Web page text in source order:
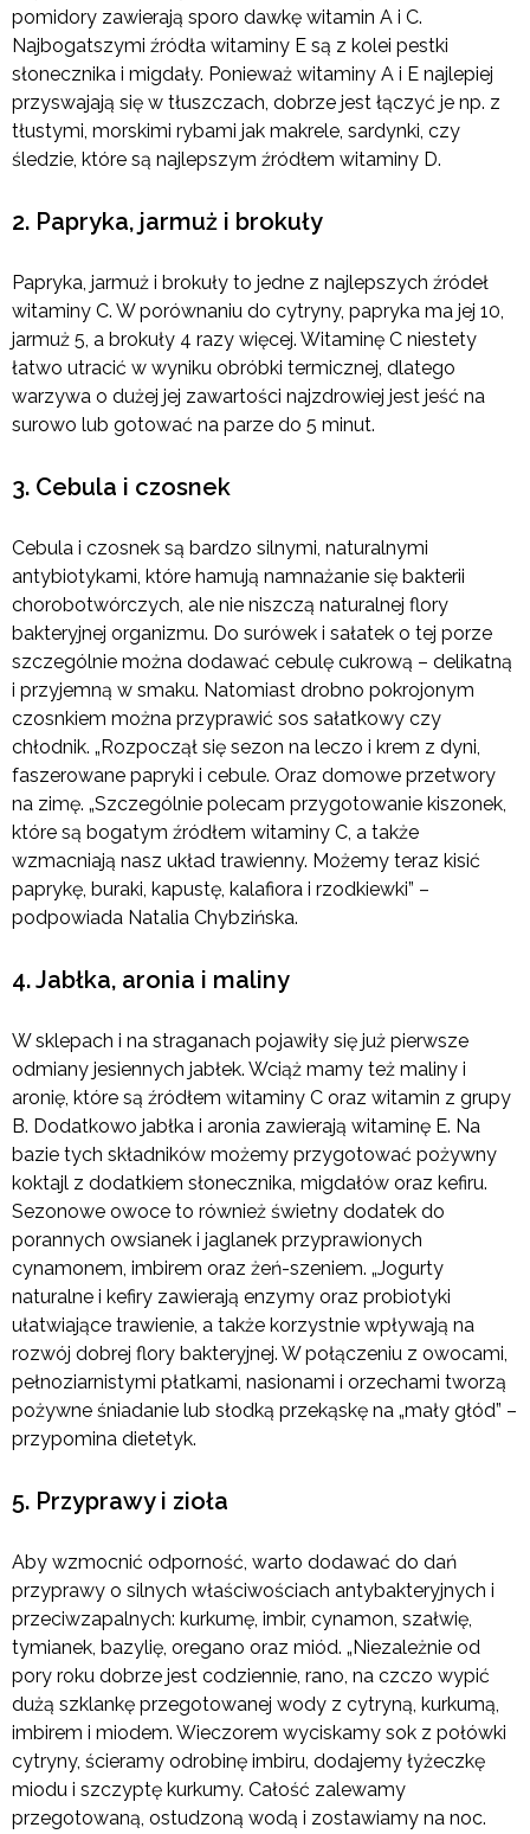
pomidory zawierają sporo dawkę witamin A i C.
Najbogatszymi źródła witaminy E są z kolei pestki
słonecznika i migdały. Ponieważ witaminy A i E najlepiej
przyswajają się w tłuszczach, dobrze jest łączyć je np. z
tłustymi, morskimi rybami jak makrele, sardynki, czy
śledzie, które są najlepszym źródłem witaminy D.
2. Papryka, jarmuż i brokuły
Papryka, jarmuż i brokuły to jedne z najlepszych źródeł
witaminy C. W porównaniu do cytryny, papryka ma jej 10,
jarmuż 5, a brokuły 4 razy więcej. Witaminę C niestety
łatwo utracić w wyniku obróbki termicznej, dlatego
warzywa o dużej jej zawartości najzdrowiej jest jeść na
surowo lub gotować na parze do 5 minut.
3. Cebula i czosnek
Cebula i czosnek są bardzo silnymi, naturalnymi
antybiotykami, które hamują namnażanie się bakterii
chorobotwórczych, ale nie niszczą naturalnej flory
bakteryjnej organizmu. Do surówek i sałatek o tej porze
szczególnie można dodawać cebulę cukrową – delikatną
i przyjemną w smaku. Natomiast drobno pokrojonym
czosnkiem można przyprawić sos sałatkowy czy
chłodnik. „Rozpoczął się sezon na leczo i krem z dyni,
faszerowane papryki i cebule. Oraz domowe przetwory
na zimę. „Szczególnie polecam przygotowanie kiszonek,
które są bogatym źródłem witaminy C, a także
wzmacniają nasz układ trawienny. Możemy teraz kisić
paprykę, buraki, kapustę, kalafiora i rzodkiewki” –
podpowiada Natalia Chybzińska.
4. Jabłka, aronia i maliny
W sklepach i na straganach pojawiły się już pierwsze
odmiany jesiennych jabłek. Wciąż mamy też maliny i
aronię, które są źródłem witaminy C oraz witamin z grupy
B. Dodatkowo jabłka i aronia zawierają witaminę E. Na
bazie tych składników możemy przygotować pożywny
koktajl z dodatkiem słonecznika, migdałów oraz kefiru.
Sezonowe owoce to również świetny dodatek do
porannych owsianek i jaglanek przyprawionych
cynamonem, imbirem oraz żeń-szeniem. „Jogurty
naturalne i kefiry zawierają enzymy oraz probiotyki
ułatwiające trawienie, a także korzystnie wpływają na
rozwój dobrej flory bakteryjnej. W połączeniu z owocami,
pełnoziarnistymi płatkami, nasionami i orzechami tworzą
pożywne śniadanie lub słodką przekąskę na „mały głód” –
przypomina dietetyk.
5. Przyprawy i zioła
Aby wzmocnić odporność, warto dodawać do dań
przyprawy o silnych właściwościach antybakteryjnych i
przeciwzapalnych: kurkumę, imbir, cynamon, szałwię,
tymianek, bazylię, oregano oraz miód. „Niezależnie od
pory roku dobrze jest codziennie, rano, na czczo wypić
dużą szklankę przegotowanej wody z cytryną, kurkumą,
imbirem i miodem. Wieczorem wyciskamy sok z połówki
cytryny, ścieramy odrobinę imbiru, dodajemy łyżeczkę
miodu i szczyptę kurkumy. Całość zalewamy
przegotowaną, ostudzoną wodą i zostawiamy na noc.